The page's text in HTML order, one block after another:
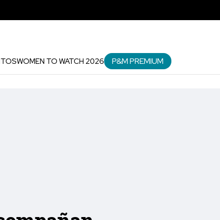
WOMEN TO WATCH 2026 P&M PREMIUM